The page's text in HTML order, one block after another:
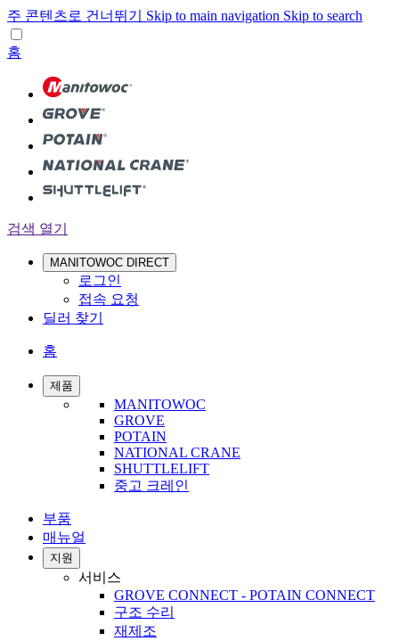
주 콘텐츠로 건너뛰기 Skip to main navigation Skip to search
홈
검색 열기
MANITOWOC DIRECT
로그인
접속 요청
딜러 찾기
홈
제품
MANITOWOC
GROVE
POTAIN
NATIONAL CRANE
SHUTTLELIFT
중고 크레인
부품
매뉴얼
지원
서비스
GROVE CONNECT - POTAIN CONNECT
구조 수리
재제조